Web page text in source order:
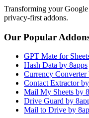
Transforming your
privacy-first addons.
Our Popular
GPT Mate for
Hash Data by 8apps
Currency Converter
Contact Extractor
Mail My Sheets by
Drive Guard by
Mail to Drive by